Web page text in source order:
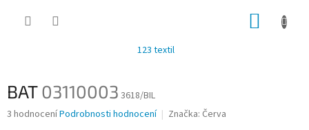
123 textil
BAT03110003 3618/BIL
Průměrné
3 hodnoceníPodrobnosti hodnocení Značka: Červa